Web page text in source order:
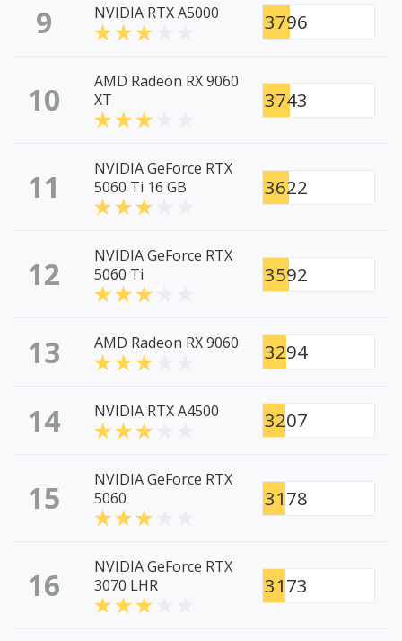
9 NVIDIA RTX A5000 3796
10
AMD Radeon RX 9060
XT
3743
11
NVIDIA GeForce RTX
5060 Ti 16 GB
3622
12
NVIDIA GeForce RTX
5060 Ti
3592
13 AMD Radeon RX 9060 3294
14 NVIDIA RTX A4500 3207
15
NVIDIA GeForce RTX
5060
3178
16
NVIDIA GeForce RTX
3070 LHR
3173